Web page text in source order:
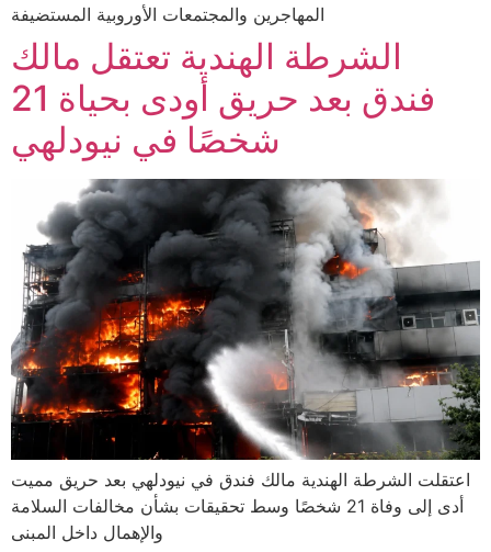
المهاجرين والمجتمعات الأوروبية المستضيفة
الشرطة الهندية تعتقل مالك
فندق بعد حريق أودى بحياة 21
شخصًا في نيودلهي
اعتقلت الشرطة الهندية مالك فندق في نيودلهي بعد حريق مميت
أدى إلى وفاة 21 شخصًا وسط تحقيقات بشأن مخالفات السلامة
والإهمال داخل المبنى